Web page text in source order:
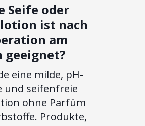
Seife oder
ist nach
am
geeignet?
eine milde, pH-
und seifenfreie
ohne Parfüm
Produkte,